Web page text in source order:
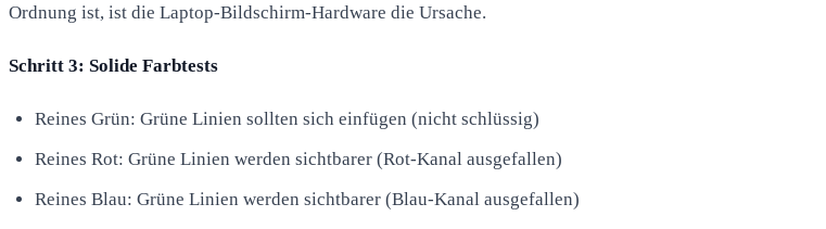
Ordnung ist, ist die Laptop-Bildschirm-Hardware die Ursache.
Schritt 3: Solide Farbtests
Reines Grün: Grüne Linien sollten sich einfügen (nicht schlüssig)
Reines Rot: Grüne Linien werden sichtbarer (Rot-Kanal ausgefallen)
Reines Blau: Grüne Linien werden sichtbarer (Blau-Kanal ausgefallen)